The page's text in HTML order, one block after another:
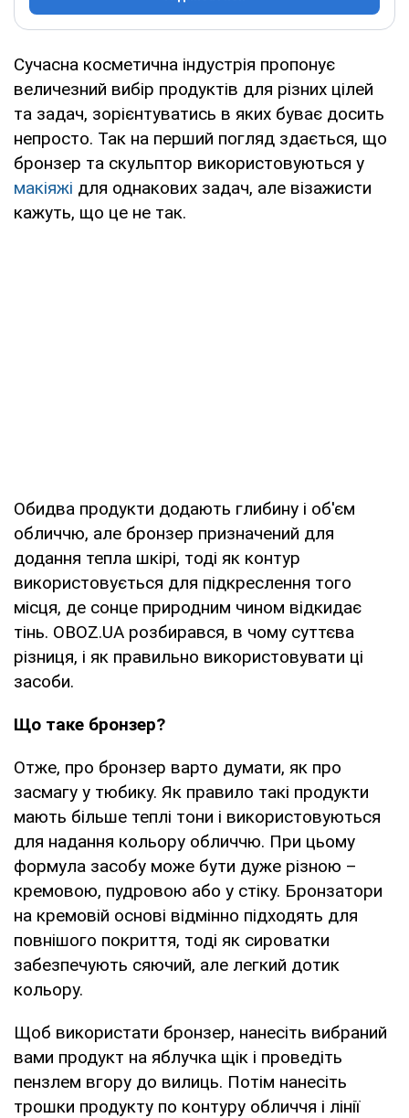
Сучасна косметична індустрія пропонує
величезний вибір продуктів для різних цілей
та задач, зорієнтуватись в яких буває досить
непросто. Так на перший погляд здається, що
бронзер та скульптор використовуються у
макіяжі для однакових задач, але візажисти
кажуть, що це не так.
Обидва продукти додають глибину і об'єм
обличчю, але бронзер призначений для
додання тепла шкірі, тоді як контур
використовується для підкреслення того
місця, де сонце природним чином відкидає
тінь. OBOZ.UA розбирався, в чому суттєва
різниця, і як правильно використовувати ці
засоби.
Що таке бронзер?
Отже, про бронзер варто думати, як про
засмагу у тюбику. Як правило такі продукти
мають більше теплі тони і використовуються
для надання кольору обличчю. При цьому
формула засобу може бути дуже різною –
кремовою, пудровою або у стіку. Бронзатори
на кремовій основі відмінно підходять для
повнішого покриття, тоді як сироватки
забезпечують сяючий, але легкий дотик
кольору.
Щоб використати бронзер, нанесіть вибраний
вами продукт на яблучка щік і проведіть
пензлем вгору до вилиць. Потім нанесіть
трошки продукту по контуру обличчя і лінії